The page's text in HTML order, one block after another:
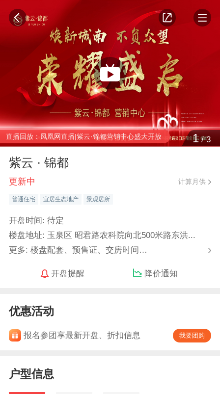
直播回放：凤凰网直播|紫云·锦都营销中心盛大开放 1/3
紫云 · 锦都
更新中 计算月供
普通住宅 宜居生态地产 景观居所
开盘时间: 待定
楼盘地址: 玉泉区 昭君路农科院向北500米路东洪...
更多: 楼盘配套、预售证、交房时间…
开盘提醒 降价通知
优惠活动
报名参团享最新开盘、折扣信息 我要团购
户型信息